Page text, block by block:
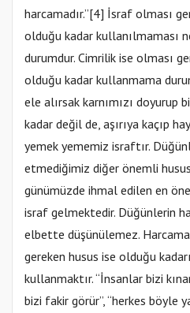
harcamadır.”[4] İsraf olması
olduğu kadar kullanılmaması
durumdur. Cimrilik ise olması
olduğu kadar kullanmama
ele alırsak karnımızı doyurup
kadar değil de, aşırıya kaçıp
yemek yememiz israftır.
etmediğimiz diğer önemli
günümüzde ihmal edilen en
israf gelmektedir. Düğünlerin
elbette düşünülemez.
gereken husus ise olduğu
kullanmaktır. “İnsanlar bizi
bizi fakir görür”, “herkes böyle